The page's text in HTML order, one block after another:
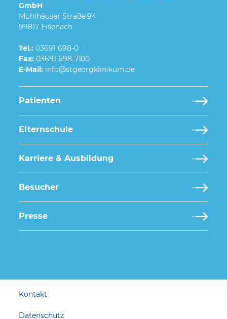
GmbH
Mühlhäuser Straße 94
99817 Eisenach
Tel.: 03691 698-0
Fax: 03691 698-7100
E-Mail:
Patienten
Elternschule
Karriere & Ausbildung
Besucher
Presse
Kontakt
Datenschutz